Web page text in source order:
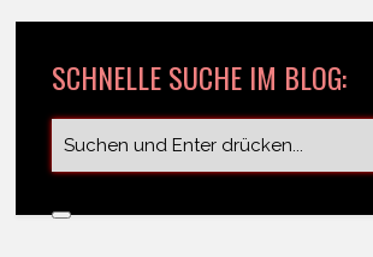
SCHNELLE SUCHE IM BLOG: